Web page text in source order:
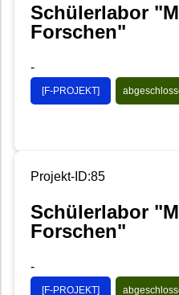
Schülerlabor
Forschen"
-
[F-PROJEKT]
Projekt-ID:85
Schülerlabor
Forschen"
-
[F-PROJEKT]